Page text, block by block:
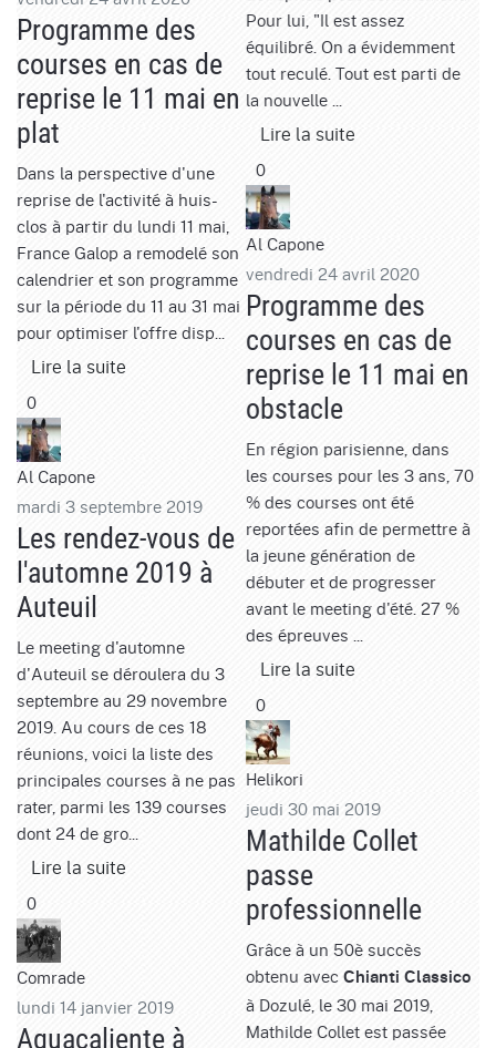
Pour lui, "Il est assez
équilibré. On a évidemment
tout reculé. Tout est parti de
la nouvelle ...
Lire la suite
0
Programme des
courses en cas de
reprise le 11 mai en
plat
Dans la perspective d'une
reprise de l'activité à huis-
clos à partir du lundi 11 mai,
France Galop a remodelé son
calendrier et son programme
sur la période du 11 au 31 mai
pour optimiser l'offre disp...
Lire la suite
0
Al Capone
vendredi 24 avril 2020
Programme des
courses en cas de
reprise le 11 mai en
obstacle
En région parisienne, dans
les courses pour les 3 ans, 70
% des courses ont été
reportées afin de permettre à
la jeune génération de
débuter et de progresser
avant le meeting d'été. 27 %
des épreuves ...
Lire la suite
0
Al Capone
mardi 3 septembre 2019
Les rendez-vous de
l'automne 2019 à
Auteuil
Le meeting d'automne
d'Auteuil se déroulera du 3
septembre au 29 novembre
2019. Au cours de ces 18
réunions, voici la liste des
principales courses à ne pas
rater, parmi les 139 courses
dont 24 de gro...
Lire la suite
0
Helikori
jeudi 30 mai 2019
Mathilde Collet
passe
professionnelle
Grâce à un 50è succès
obtenu avec Chianti Classico
à Dozulé, le 30 mai 2019,
Mathilde Collet est passée
Comrade
lundi 14 janvier 2019
Aguacaliente à